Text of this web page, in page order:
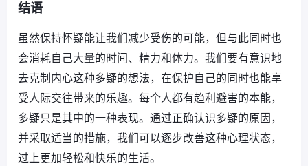
结语
虽然保持怀疑能让我们减少受伤的可能，但与此同时也
会消耗自己大量的时间、精力和体力。我们要有意识地
去克制内心这种多疑的想法，在保护自己的同时也能享
受人际交往带来的乐趣。每个人都有趋利避害的本能，
多疑只是其中的一种表现。通过正确认识多疑的原因，
并采取适当的措施，我们可以逐步改善这种心理状态，
过上更加轻松和快乐的生活。